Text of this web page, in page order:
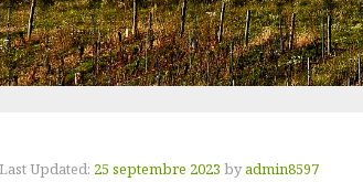
Last Updated: 25 septembre 2023 byadmin8597